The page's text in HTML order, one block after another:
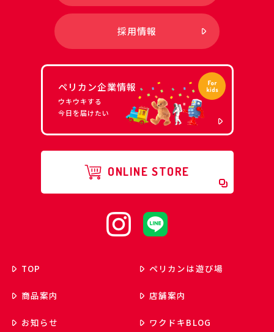
採用情報
ペリカン企業情報
ウキウキする
今日を届けたい
ONLINE STORE
TOP ペリカンは遊び場
商品案内 店舗案内
お知らせ ワクドキBLOG